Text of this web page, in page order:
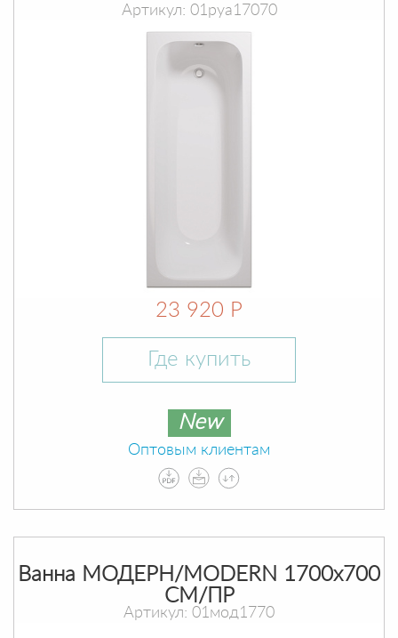
Артикул: 01руа17070
23 920 Р
Где купить
New
Оптовым клиентам
Ванна МОДЕРН/MODERN 1700х700
СМ/ПР
Артикул: 01мод1770